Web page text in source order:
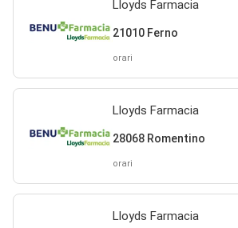
Lloyds Farmacia
21010 Ferno
orari
Lloyds Farmacia
28068 Romentino
orari
Lloyds Farmacia